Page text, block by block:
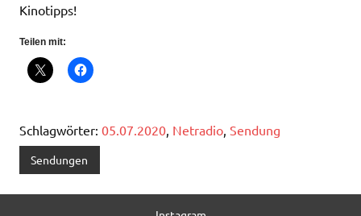
Kinotipps!
Teilen mit:
Schlagwörter: 05.07.2020 Netradio Sendung
Sendungen